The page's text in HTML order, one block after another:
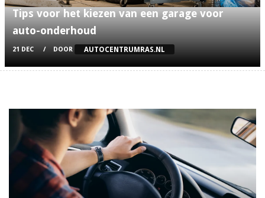
Tips voor het kiezen van een garage voor
auto-onderhoud
21 DEC DOOR AUTOCENTRUMRAS.NL